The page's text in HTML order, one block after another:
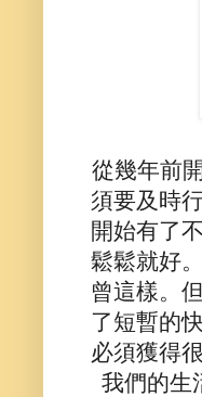
從幾年前
須要及時
開始有了
鬆鬆就好
曾這樣。
了短暫的
必須獲得
我們的生